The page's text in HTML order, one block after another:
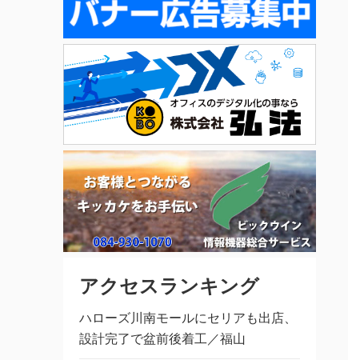
アクセスランキング
ハローズ川南モールにセリアも出店、
設計完了で盆前後着工／福山